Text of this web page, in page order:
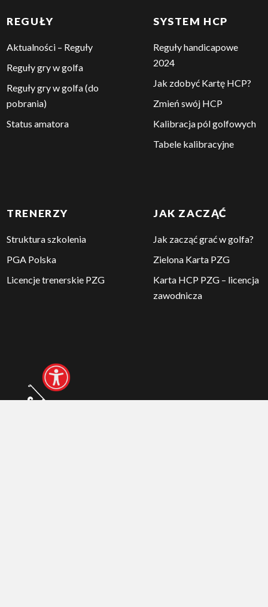
REGUŁY
Aktualności – Reguły
Reguły gry w golfa
Reguły gry w golfa (do
pobrania)
Status amatora
SYSTEM HCP
Reguły handicapowe
2024
Jak zdobyć Kartę HCP?
Zmień swój HCP
Kalibracja pól golfowych
Tabele kalibracyjne
TRENERZY
Struktura szkolenia
PGA Polska
Licencje trenerskie PZG
JAK ZACZĄĆ
Jak zacząć grać w golfa?
Zielona Karta PZG
Karta HCP PZG – licencja
zawodnicza